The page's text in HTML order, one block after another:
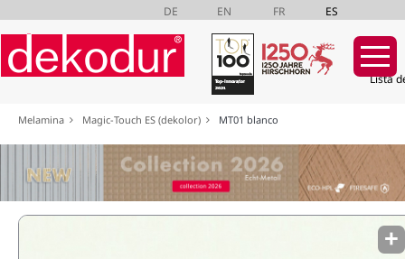
DE EN FR ES
Lista
Saltar
navegación
Melamina Magic-Touch ES (dekolor) MT01 blanco